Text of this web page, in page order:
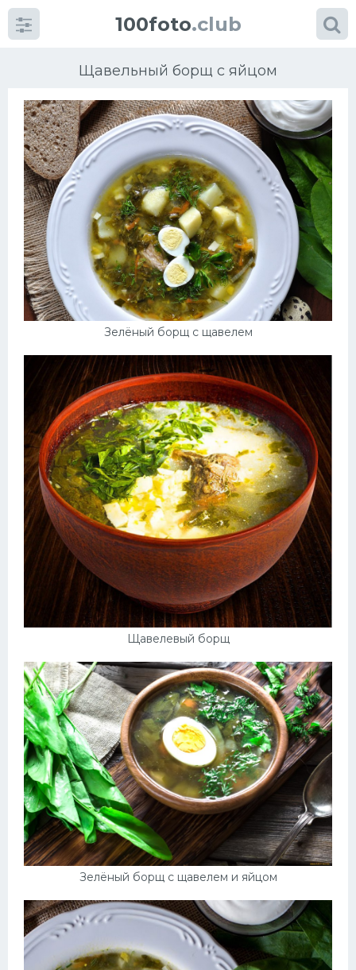
100foto.club
Щавельный борщ с яйцом
Зелёный борщ с щавелем
Щавелевый борщ
Зелёный борщ с щавелем и яйцом
Категориикартинок
Супы
Мясные блюда
Печенье
Выпечка
Десерт
Напитки
Дизайн комнаты